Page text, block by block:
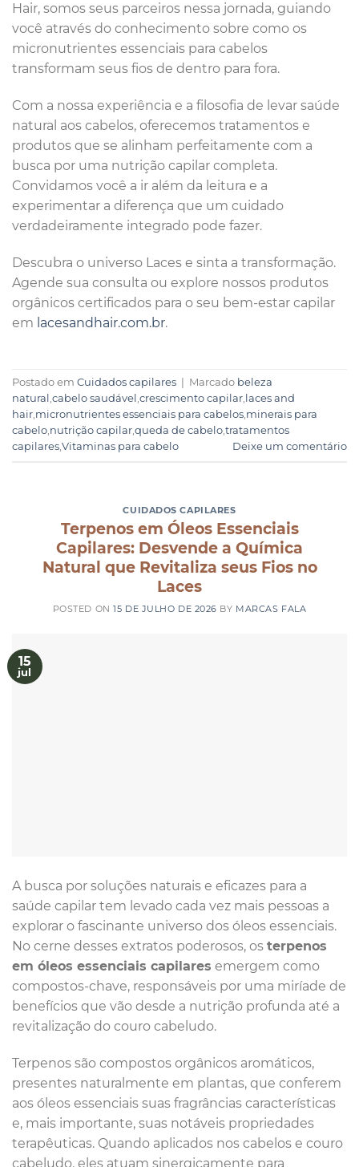
Hair, somos seus parceiros nessa jornada, guiando
você através do conhecimento sobre como os
micronutrientes essenciais para cabelos
transformam seus fios de dentro para fora.
Com a nossa experiência e a filosofia de levar saúde
natural aos cabelos, oferecemos tratamentos e
produtos que se alinham perfeitamente com a
busca por uma nutrição capilar completa.
Convidamos você a ir além da leitura e a
experimentar a diferença que um cuidado
verdadeiramente integrado pode fazer.
Descubra o universo Laces e sinta a transformação.
Agende sua consulta ou explore nossos produtos
orgânicos certificados para o seu bem-estar capilar
em lacesandhair.com.br.
Postado em Cuidados capilares Marcado beleza
natural cabelo saudável crescimento capilar laces and
hair micronutrientes essenciais para cabelos minerais para
cabelo nutrição capilar queda de cabelo tratamentos
capilares Vitaminas para cabelo Deixe um comentário
CUIDADOS CAPILARES
Terpenos em Óleos Essenciais
Capilares: Desvende a Química
Natural que Revitaliza seus Fios no
Laces
POSTED ON15 DE JULHO DE 2026 BY MARCAS FALA
15
jul
A busca por soluções naturais e eficazes para a
saúde capilar tem levado cada vez mais pessoas a
explorar o fascinante universo dos óleos essenciais.
No cerne desses extratos poderosos, os terpenos
em óleos essenciais capilares emergem como
compostos-chave, responsáveis por uma miríade de
benefícios que vão desde a nutrição profunda até a
revitalização do couro cabeludo.
Terpenos são compostos orgânicos aromáticos,
presentes naturalmente em plantas, que conferem
aos óleos essenciais suas fragrâncias características
e, mais importante, suas notáveis propriedades
terapêuticas. Quando aplicados nos cabelos e couro
cabeludo, eles atuam sinergicamente para